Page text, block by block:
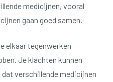
medicijnen, vooral
gaan goed samen.
elkaar tegenwerken
Je klachten kunnen
dat verschillende medicijnen